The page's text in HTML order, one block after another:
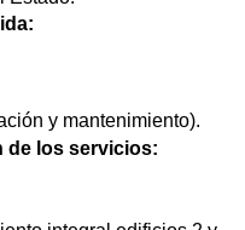
y mantenimiento).
de los servicios: